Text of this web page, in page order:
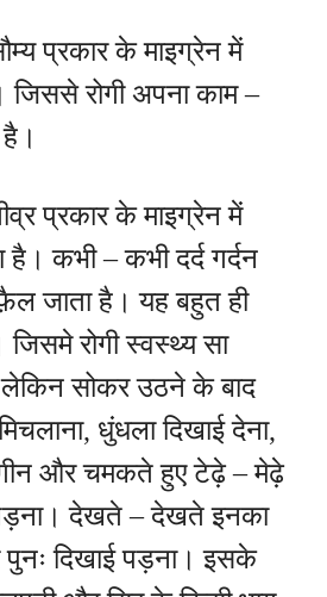
प्रकार के माइग्रेन में
जिससे रोगी अपना काम –
प्रकार के माइग्रेन में
है। कभी – कभी दर्द गर्दन
जाता है। यह बहुत ही
रोगी स्वस्थ्य सा
लेकिन सोकर उठने के बाद
धुंधला दिखाई देना,
और चमकते हुए टेढ़े – मेढ़े
पड़ना। देखते – देखते इनका
पुनः दिखाई पड़ना। इसके